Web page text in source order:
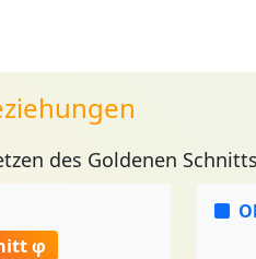
des Goldenen
φ